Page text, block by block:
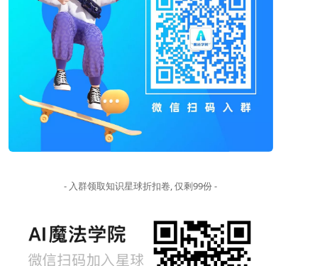
- 入群领取知识星球折扣卷, 仅剩99份 -